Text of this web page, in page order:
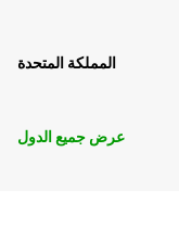
المملكة المتحدة
عرض جميع الدول